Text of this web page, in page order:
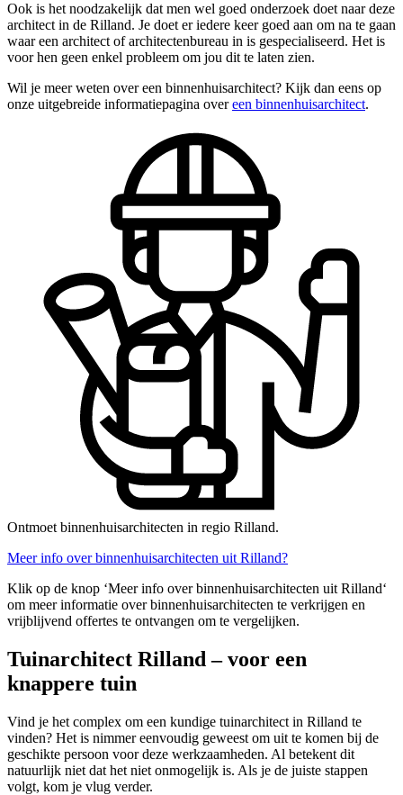
Ook is het noodzakelijk dat men wel goed onderzoek doet naar deze
architect in de Rilland. Je doet er iedere keer goed aan om na te gaan
waar een architect of architectenbureau in is gespecialiseerd. Het is
voor hen geen enkel probleem om jou dit te laten zien.
Wil je meer weten over een binnenhuisarchitect? Kijk dan eens op
onze uitgebreide informatiepagina overeen binnenhuisarchitect.
Ontmoet binnenhuisarchitecten in regio Rilland.
Meer info over binnenhuisarchitecten uit Rilland?
Klik op de knop ‘Meer info over binnenhuisarchitecten uit Rilland‘
om meer informatie over binnenhuisarchitecten te verkrijgen en
vrijblijvend offertes te ontvangen om te vergelijken.
Tuinarchitect Rilland – voor een
knappere tuin
Vind je het complex om een kundige tuinarchitect in Rilland te
vinden? Het is nimmer eenvoudig geweest om uit te komen bij de
geschikte persoon voor deze werkzaamheden. Al betekent dit
natuurlijk niet dat het niet onmogelijk is. Als je de juiste stappen
volgt, kom je vlug verder.